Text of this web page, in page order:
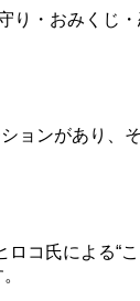
り・おみくじ
ョンがあり、
コ氏による“